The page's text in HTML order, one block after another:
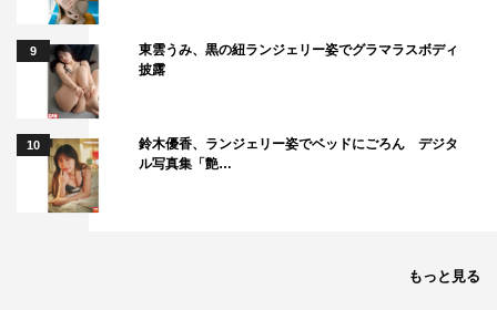
9
東雲うみ、黒の紐ランジェリー姿でグラマラスボディ
披露
10
鈴木優香、ランジェリー姿でベッドにごろん デジタ
ル写真集「艶…
もっと見る